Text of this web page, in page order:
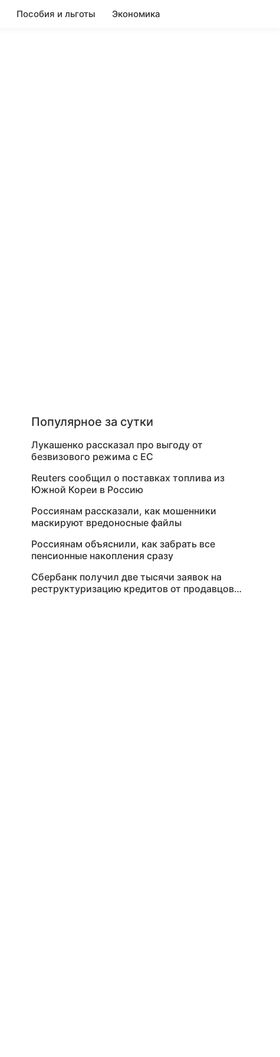
Пособия и льготы Экономика
Популярное за сутки
Лукашенко рассказал про выгоду от
безвизового режима с ЕС
Reuters сообщил о поставках топлива из
Южной Кореи в Россию
Россиянам рассказали, как мошенники
маскируют вредоносные файлы
Россиянам объяснили, как забрать все
пенсионные накопления сразу
Сбербанк получил две тысячи заявок на
реструктуризацию кредитов от продавцов